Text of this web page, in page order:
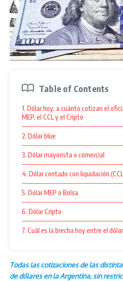
Table of Contents
1. Dólar hoy: a cuánto cotizan el
MEP, el CCL y el Cripto
2. Dólar blue
3. Dólar mayorista o comercial
4. Dólar contado con liquidación
5. Dólar MEP o Bolsa
6. Dólar Cripto
7. Cuál es la brecha hoy entre el
Todas las cotizaciones de las
de dólares en la Argentina, sin